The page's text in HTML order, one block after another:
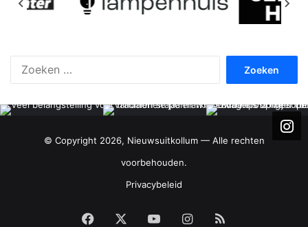
© Copyright 2026, Nieuwsuitkollum — Alle rechten
voorbehouden.
Privacybeleid
Facebook YouTubeInstagram
RSS